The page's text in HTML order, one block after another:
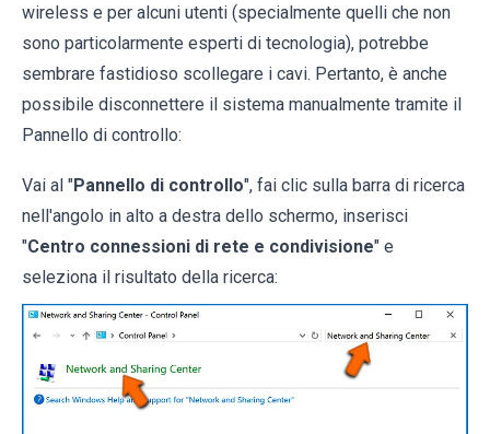
wireless e per alcuni utenti (specialmente quelli che non
sono particolarmente esperti di tecnologia), potrebbe
sembrare fastidioso scollegare i cavi. Pertanto, è anche
possibile disconnettere il sistema manualmente tramite il
Pannello di controllo:
Vai al "Pannello di controllo", fai clic sulla barra di ricerca
nell'angolo in alto a destra dello schermo, inserisci
"Centro connessioni di rete e condivisione" e
seleziona il risultato della ricerca: